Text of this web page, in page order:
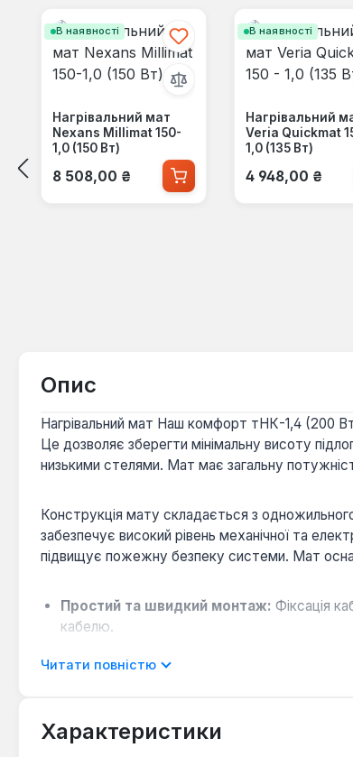
В наявності
Нагрівальний мат
Nexans Millimat 150-
1,0 (150 Вт)
Звичайна ціна:
8 508,00 ₴
В наявності
Нагрівальний
Veria Quickmat
1,0 (135 Вт)
Звичайна
4 948,00 ₴
Опис
Нагрівальний мат Наш комфорт тНК-1,4 (200
Це дозволяє зберегти мінімальну висоту
низькими стелями. Мат має загальну
Конструкція мату складається з
забезпечує високий рівень механічної та
підвищує пожежну безпеку системи. Мат
Простий та швидкий монтаж: Фіксація
кабелю.
Висока надійність та безпека:
Читати повністю
Характеристики